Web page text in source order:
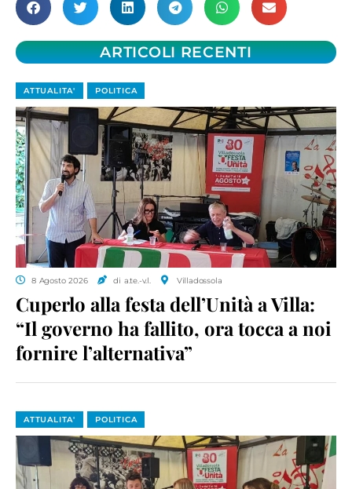
ARTICOLI RECENTI
ATTUALITA' POLITICA
8 Agosto 2026 di a.te.-v.l. Villadossola
Cuperlo alla festa dell’Unità a Villa:
“Il governo ha fallito, ora tocca a noi
fornire l’alternativa”
ATTUALITA' POLITICA